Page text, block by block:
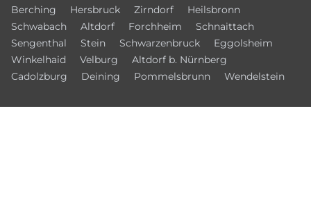
Berching
Hersbruck Zirndorf
Heilsbronn
Schwabach
Altdorf Forchheim
Schnaittach
Sengenthal
Stein Schwarzenbruck
Eggolsheim
Winkelhaid
Velburg
Altdorf b. Nürnberg
Cadolzburg
Deining Pommelsbrunn Wendelstein